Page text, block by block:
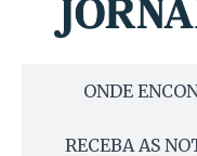
ONDE
RECEBA AS